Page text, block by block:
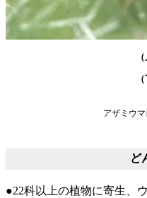
アザミウ
ど
●22科以上の植物に寄生、